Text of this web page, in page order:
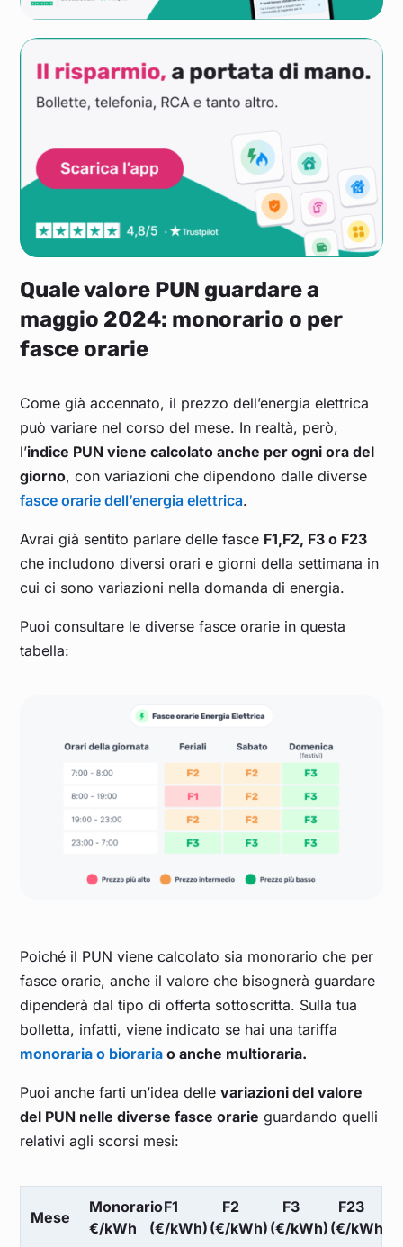
0,441
Giugno 2022 0,271
Maggio 2022 0,230
Aprile 2022 0,246
0,308
Gennaio 2022 0,224
Quale valore PUN guardare a
maggio 2024: monorario o per
fasce orarie
Come già accennato, il prezzo dell’energia elettrica
può variare nel corso del mese. In realtà, però,
l’indice PUN viene calcolato anche per ogni ora del
giorno, con variazioni che dipendono dalle diverse
fasce orarie dell’energia elettrica.
Avrai già sentito parlare delle fasce F1,F2, F3 o F23
che includono diversi orari e giorni della settimana in
cui ci sono variazioni nella domanda di energia.
Puoi consultare le diverse fasce orarie in questa
tabella:
Poiché il PUN viene calcolato sia monorario che per
fasce orarie, anche il valore che bisognerà guardare
dipenderà dal tipo di offerta sottoscritta. Sulla tua
bolletta, infatti, viene indicato se hai una tariffa
monoraria o bioraria o anche multioraria.
Puoi anche farti un’idea dellevariazioni del valore
del PUN nelle diverse fasce orarie guardando quelli
relativi agli scorsi mesi:
Mese
Monorario
€/kWh
F1
(€/kWh)
F2
(€/kWh)
F3
(€/kWh)
F23
(€/kWh)